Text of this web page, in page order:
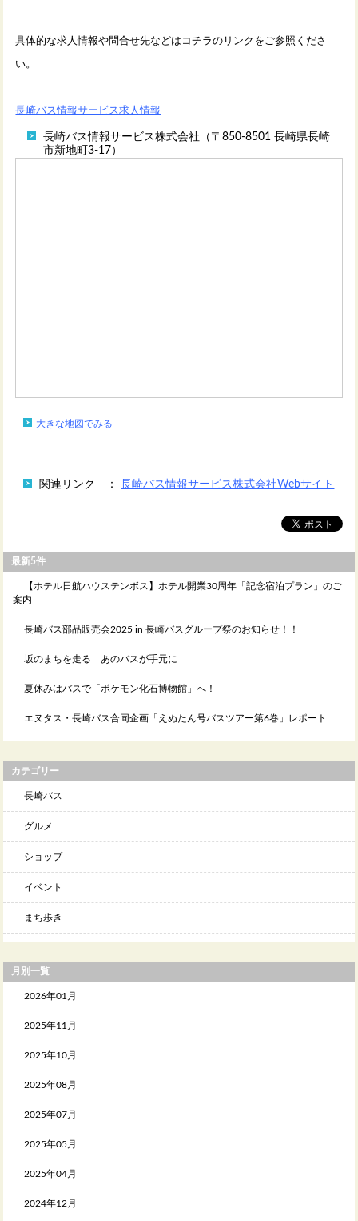
具体的な求人情報や問合せ先などはコチラのリンクをご参照くださ
い。
長崎バス情報サービス求人情報
長崎バス情報サービス株式会社（〒850-8501 長崎県長崎
市新地町3-17）
大きな地図でみる
関連リンク ：長崎バス情報サービス株式会社Webサイト
最新5件
【ホテル日航ハウステンボス】ホテル開業30周年「記念宿泊プラン」のご
案内
長崎バス部品販売会2025 in 長崎バスグループ祭のお知らせ！！
坂のまちを走る あのバスが手元に
夏休みはバスで「ポケモン化石博物館」へ！
エヌタス・長崎バス合同企画「えぬたん号バスツアー第6巻」レポート
カテゴリー
長崎バス
グルメ
ショップ
イベント
まち歩き
月別一覧
2026年01月
2025年11月
2025年10月
2025年08月
2025年07月
2025年05月
2025年04月
2024年12月